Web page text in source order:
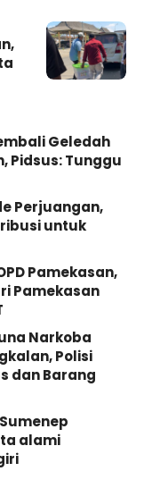
Geledah
Pidsus: Tunggu
Perjuangan,
untuk
Pamekasan,
Pamekasan
Narkoba
Polisi
dan Barang
alami